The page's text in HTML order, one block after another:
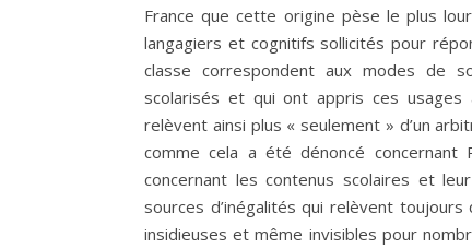
France que cette origine pèse le plus
langagiers et cognitifs sollicités pour
classe correspondent aux modes de
scolarisés et qui ont appris ces usages
relèvent ainsi plus « seulement » d’un
comme cela a été dénoncé concernant
concernant les contenus scolaires et
sources d’inégalités qui relèvent
insidieuses et même invisibles pour